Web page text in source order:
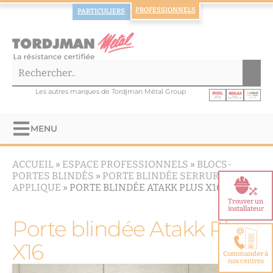
PARTICULIERS PROFESSIONNELS
Les autres marques de Tordjman Métal Group
MENU
Trouver un
installateur
Commander à
nos centres
ACCUEIL » ESPACE PROFESSIONNELS » BLOCS-
PORTES BLINDÉS » PORTE BLINDÉE SERRURE EN
APPLIQUE » PORTE BLINDÉE ATAKK PLUS X16
Porte blindée Atakk Plus
X16